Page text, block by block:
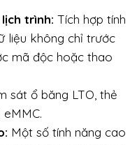
trình: Tích hợp tính
liệu không chỉ trước
mã độc hoặc thao
sát ổ băng LTO, thẻ
Một số tính năng cao